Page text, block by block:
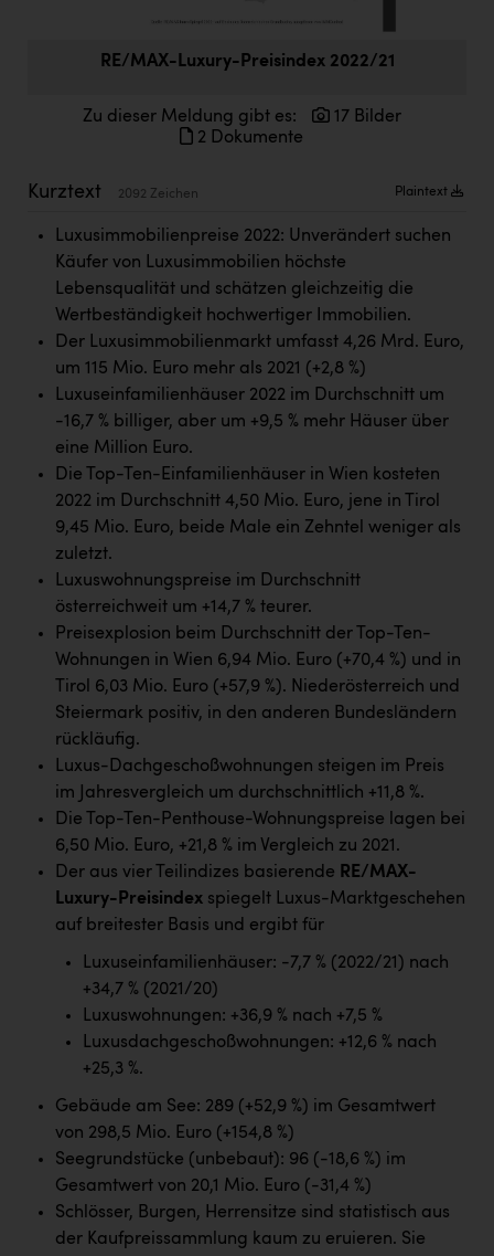
Fristads Austria
IFE Austria GmbH
Immotech
INTERSPAR
INTERSPORT Austria
Jesolo
Jane Goodall Institute Austria
Kärcher
Karin Liedl
KEBA
KIWI Kinderwunsch Institut Dr. Loimer
Kleider Bauer
Kremsmüller Anlagenbau GmbH
Maximarkt
Oldtimer Raststationen und Motorhotels
Österreichischer Kachelofenverband
Orlen
Passage Linz
PÜSPÖK
RE/MAX Welcome
Resch&Frisch
RUBBLE MASTER
Ruderclub Wels
RE/MAX-Luxury-Preisindex 2022/21
Zu dieser Meldung gibt es:
17 Bilder
2 Dokumente
Kurztext 2092 Zeichen Plaintext
Luxusimmobilienpreise 2022: Unverändert suchen
Käufer von Luxusimmobilien höchste
Lebensqualität und schätzen gleichzeitig die
Wertbeständigkeit hochwertiger Immobilien.
Der Luxusimmobilienmarkt umfasst 4,26 Mrd. Euro,
um 115 Mio. Euro mehr als 2021 (+2,8 %)
Luxuseinfamilienhäuser 2022 im Durchschnitt um
-16,7 % billiger, aber um +9,5 % mehr Häuser über
eine Million Euro.
Die Top-Ten-Einfamilienhäuser in Wien kosteten
2022 im Durchschnitt 4,50 Mio. Euro, jene in Tirol
9,45 Mio. Euro, beide Male ein Zehntel weniger als
zuletzt.
Luxuswohnungspreise im Durchschnitt
österreichweit um +14,7 % teurer.
Preisexplosion beim Durchschnitt der Top-Ten-
Wohnungen in Wien 6,94 Mio. Euro (+70,4 %) und in
Tirol 6,03 Mio. Euro (+57,9 %). Niederösterreich und
Steiermark positiv, in den anderen Bundesländern
rückläufig.
Luxus-Dachgeschoßwohnungen steigen im Preis
im Jahresvergleich um durchschnittlich +11,8 %.
Die Top-Ten-Penthouse-Wohnungspreise lagen bei
6,50 Mio. Euro, +21,8 % im Vergleich zu 2021.
Der aus vier Teilindizes basierende RE/MAX-
Luxury-Preisindex spiegelt Luxus-Marktgeschehen
auf breitester Basis und ergibt für
Luxuseinfamilienhäuser: -7,7 % (2022/21) nach
+34,7 % (2021/20)
Luxuswohnungen: +36,9 % nach +7,5 %
Luxusdachgeschoßwohnungen: +12,6 % nach
+25,3 %.
Gebäude am See: 289 (+52,9 %) im Gesamtwert
von 298,5 Mio. Euro (+154,8 %)
Seegrundstücke (unbebaut): 96 (-18,6 %) im
Gesamtwert von 20,1 Mio. Euro (-31,4 %)
Schlösser, Burgen, Herrensitze sind statistisch aus
der Kaufpreissammlung kaum zu eruieren. Sie